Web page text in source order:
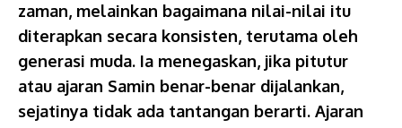
zaman, melainkan bagaimana nilai-nilai itu
diterapkan secara konsisten, terutama oleh
generasi muda. Ia menegaskan, jika pitutur
atau ajaran Samin benar-benar dijalankan,
sejatinya tidak ada tantangan berarti. Ajaran